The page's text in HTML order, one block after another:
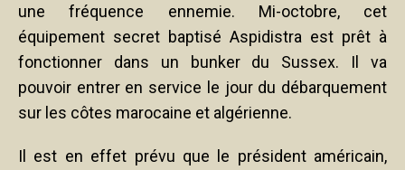
une fréquence ennemie. Mi-octobre, cet
équipement secret baptisé Aspidistra est prêt à
fonctionner dans un bunker du Sussex. Il va
pouvoir entrer en service le jour du débarquement
sur les côtes marocaine et algérienne.
Il est en effet prévu que le président américain,